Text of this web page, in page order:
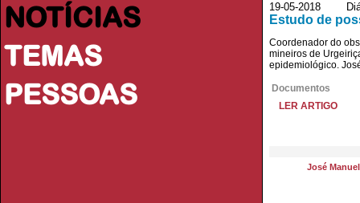
NOTÍCIAS
TEMAS
PESSOAS
19-05-2018
Estudo de
Coordenador do
mineiros de
epidemiológico.
Documentos
LER ARTIGO
José